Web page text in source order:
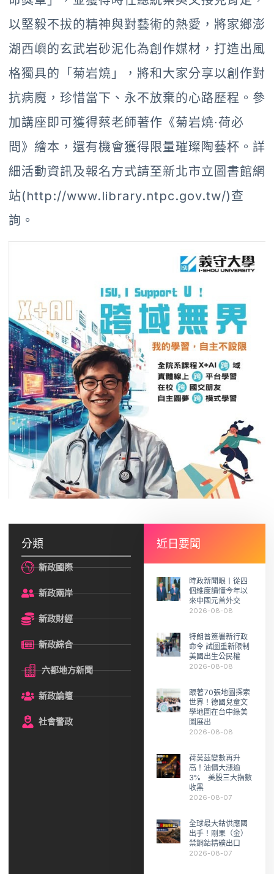
以堅毅不拔的精神與對藝術的熱愛，將家鄉澎
湖西嶼的玄武岩砂泥化為創作媒材，打造出風
格獨具的「菊岩燒」，將和大家分享以創作對
抗病魔，珍惜當下、永不放棄的心路歷程。參
加講座即可獲得蔡老師著作《菊岩燒∙荷必
問》繪本，還有機會獲得限量璀璨陶藝杯。詳
細活動資訊及報名方式請至新北市立圖書館網
站(http://www.library.ntpc.gov.tw/)查
詢。
分類
新政國際
新政兩岸
新政財經
新政綜合
六都地方新聞
新政論壇
社會警政
近日要聞
時政新聞眼丨從四
個維度讀懂今年以
來中國元首外交
2026-08-08
特朗普簽署新行政
命令 試圖重新限制
美國出生公民權
2026-08-08
跟著70張地圖探索
世界！德國兒童文
學地圖在台中綠美
圖展出
2026-08-08
荷莫茲變數再升
高！油價大漲逾
3% 美股三大指數
收黑
2026-08-07
全球最大鈷供應國
出手！剛果（金）
禁銅鈷精礦出口
2026-08-07